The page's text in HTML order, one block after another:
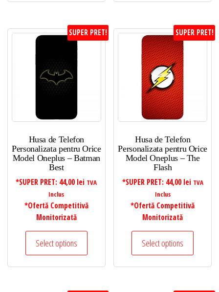
SUPER PRET!
Husa de Telefon
Personalizata pentru Orice
Model Oneplus – Batman
Best
*SUPER PRET: 44,00 lei TVA
Inclus
*Ofertă Competitivă
Monitorizată
Select options
SUPER PRET!
Husa de Telefon
Personalizata pentru Orice
Model Oneplus – The
Flash
*SUPER PRET: 44,00 lei TVA
Inclus
*Ofertă Competitivă
Monitorizată
Select options